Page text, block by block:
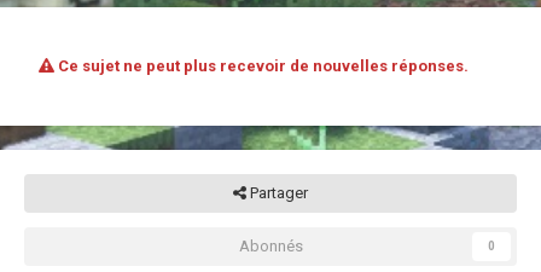
Ce sujet ne peut plus recevoir de nouvelles réponses.
Partager
Abonnés 0